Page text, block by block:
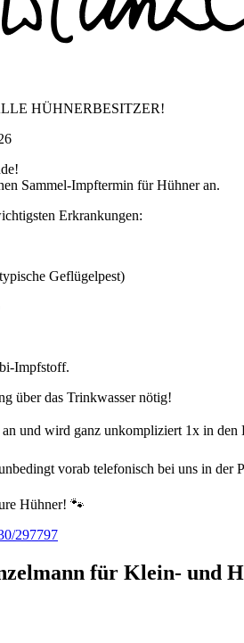
HÜHNERBESITZER!
Sammel-Impftermin für Hühner an.
Erkrankungen:
Geflügelpest)
Impfstoff.
über das Trinkwasser nötig!
und wird ganz unkompliziert 1x in den
vorab telefonisch bei uns in der
Hühner! 🐾
297797
für Klein- und